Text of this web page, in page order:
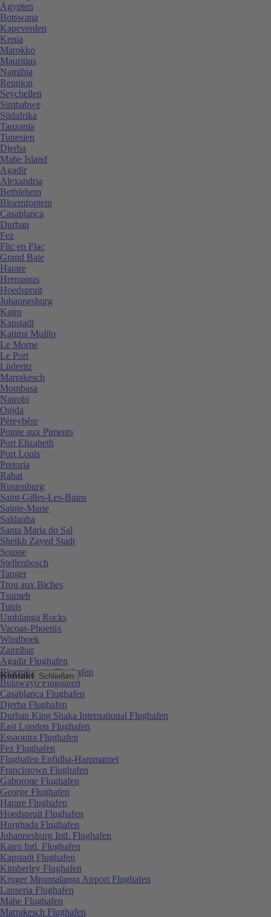
Kontakt Schließen
Ägypten
Botswana
Kapeverden
Kenia
Marokko
Mauritius
Namibia
Reunion
Seychellen
Simbabwe
Südafrika
Tanzania
Tunesien
Djerba
Mahe Island
Agadir
Alexandria
Bethlehem
Bloemfontein
Casablanca
Durban
Fez
Flic en Flac
Grand Baie
Harare
Hermanus
Hoedspruit
Johannesburg
Kairo
Kapstadt
Katima Mulilo
Le Morne
Le Port
Lüderitz
Marrakesch
Mombasa
Nairobi
Oujda
Péreybère
Pointe aux Piments
Port Elizabeth
Port Louis
Pretoria
Rabat
Rustenburg
Saint-Gilles-Les-Bains
Sainte-Marie
Saldanha
Santa Maria do Sal
Sheikh Zayed Stadt
Sousse
Stellenbosch
Tanger
Trou aux Biches
Tsumeb
Tunis
Umhlanga Rocks
Vacoas-Phoenix
Windhoek
Zanzibar
Agadir Flughafen
Bloemfontein Flughafen
Bulawayo Flughafen
Casablanca Flughafen
Djerba Flughafen
Durban King Shaka International Flughafen
East London Flughafen
Essaouira Flughafen
Fez Flughafen
Flughafen Enfidha-Hammamet
Francistown Flughafen
Gaborone Flughafen
George Flughafen
Harare Flughafen
Hoedspruit Flughafen
Hurghada Flughafen
Johannesburg Intl. Flughafen
Kairo Intl. Flughafen
Kapstadt Flughafen
Kimberley Flughafen
Kruger Mpumalanga Airport Flughafen
Lanseria Flughafen
Mahe Flughafen
Marrakesch Flughafen